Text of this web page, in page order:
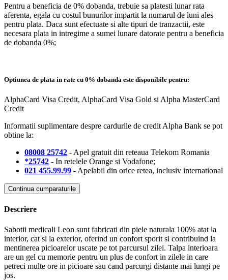
Pentru a beneficia de 0% dobanda, trebuie sa platesti lunar rata
aferenta, egala cu costul bunurilor impartit la numarul de luni ales
pentru plata. Daca sunt efectuate si alte tipuri de tranzactii, este
necesara plata in intregime a sumei lunare datorate pentru a beneficia
de dobanda 0%;
Optiunea de plata in rate cu 0% dobanda este disponibile pentru:
AlphaCard Visa Credit, AlphaCard Visa Gold si Alpha MasterCard
Credit
Informatii suplimentare despre cardurile de credit Alpha Bank se pot
obtine la:
08008 25742 - Apel gratuit din reteaua Telekom Romania
*25742 - In retelele Orange si Vodafone;
021 455.99.99 - Apelabil din orice retea, inclusiv international
Continua cumparaturile
Descriere
Sabotii medicali Leon sunt fabricati din piele naturala 100% atat la
interior, cat si la exterior, oferind un confort sporit si contribuind la
mentinerea picioarelor uscate pe tot parcursul zilei. Talpa interioara
are un gel cu memorie pentru un plus de confort in zilele in care
petreci multe ore in picioare sau cand parcurgi distante mai lungi pe
jos.